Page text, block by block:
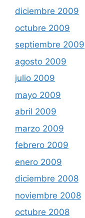
diciembre 2009
octubre 2009
septiembre 2009
agosto 2009
julio 2009
mayo 2009
abril 2009
marzo 2009
febrero 2009
enero 2009
diciembre 2008
noviembre 2008
octubre 2008